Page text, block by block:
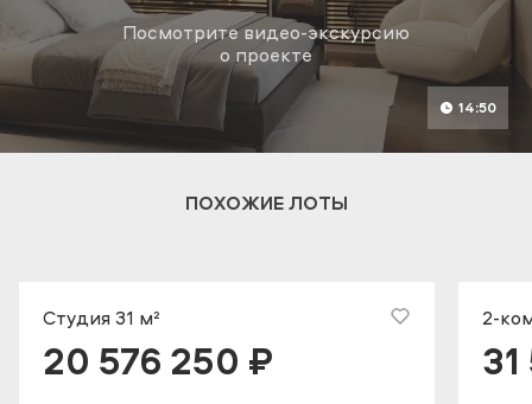
Посмотрите видео-экскурсию
о проекте
14:50
ПОХОЖИЕ ЛОТЫ
Студия 31 м²
20 576 250 ₽
2-